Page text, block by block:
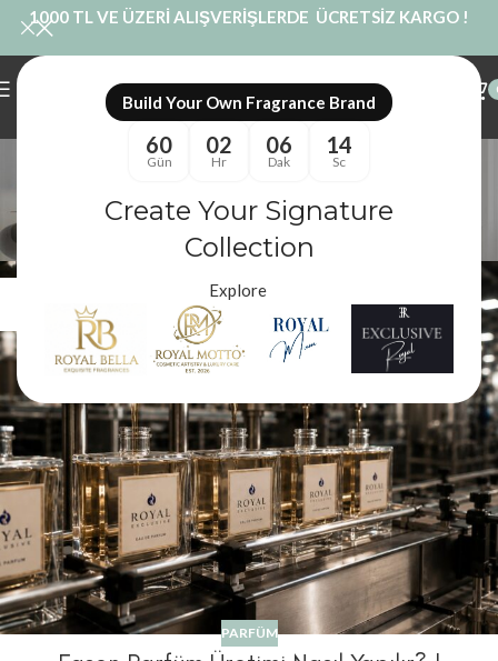
Build Your Own Fragrance Brand
60
Gün
02
Hr
06
Dak
14
Sc
Create Your Signature
Collection
Explore
1000 TL VE ÜZERİ ALIŞVERİŞLERDE ÜCRETSİZ KARGO !
Etiket arşivleri: kendi
markana özel parfüm
Blog/ kendi markana özel parfüm
PARFÜM